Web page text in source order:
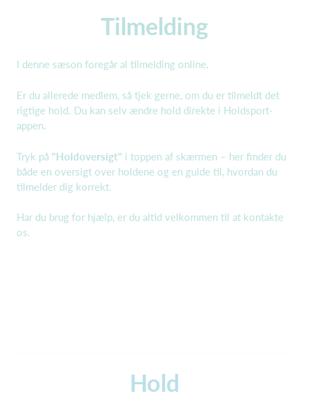
Tilmelding
I denne sæson foregår al tilmelding online.
Er du allerede medlem, så tjek gerne, om du er tilmeldt det
rigtige hold. Du kan selv ændre hold direkte i Holdsport-
appen.
Tryk på "Holdoversigt" i toppen af skærmen – her finder du
både en oversigt over holdene og en guide til, hvordan du
tilmelder dig korrekt.
Har du brug for hjælp, er du altid velkommen til at kontakte
os.
Hold